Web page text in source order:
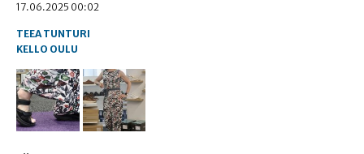
17.06.2025 00:02
TEEA TUNTURI
KELLO OULU